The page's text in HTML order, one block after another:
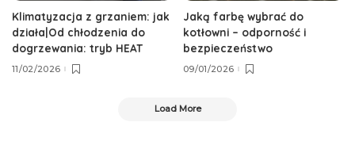
Klimatyzacja z grzaniem: jak
działa|Od chłodzenia do
dogrzewania: tryb HEAT
11/02/2026
Jaką farbę wybrać do
kotłowni – odporność i
bezpieczeństwo
09/01/2026
Load More